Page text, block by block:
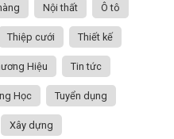
Nội thất Ô tô
Thiệp cưới Thiết kế
Hiệu Tin tức
Học Tuyển dụng
Xây dựng